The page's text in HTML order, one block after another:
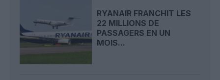
RYANAIR FRANCHIT LES
22 MILLIONS DE
PASSAGERS EN UN
MOIS...